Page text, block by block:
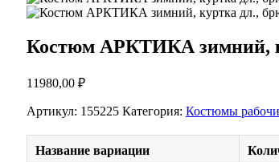
Костюм АРКТИКА зимний,
11980,00 ₽
Артикул: 155225 Категория: Костюмы
Название вариации